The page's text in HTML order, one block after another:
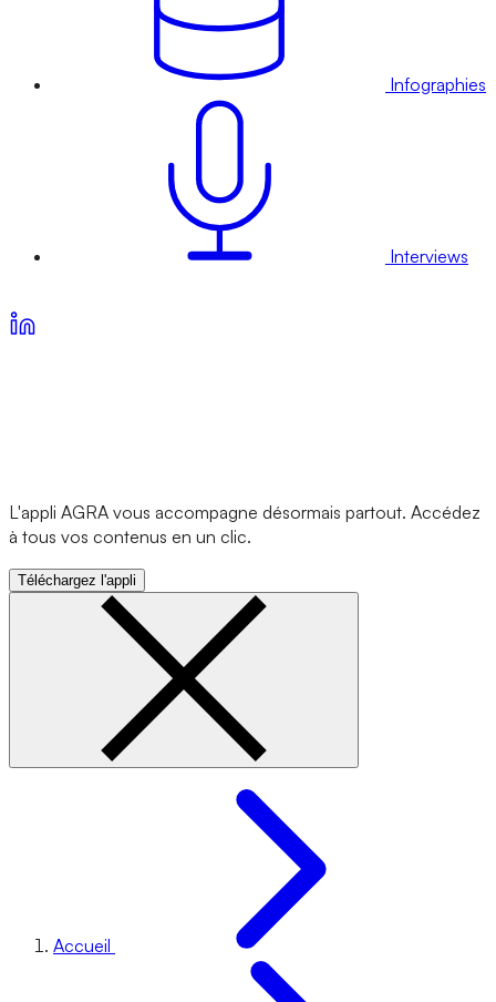
Infographies
Interviews
L'appli AGRA vous accompagne désormais partout. Accédez
à tous vos contenus en un clic.
Téléchargez l'appli
Accueil